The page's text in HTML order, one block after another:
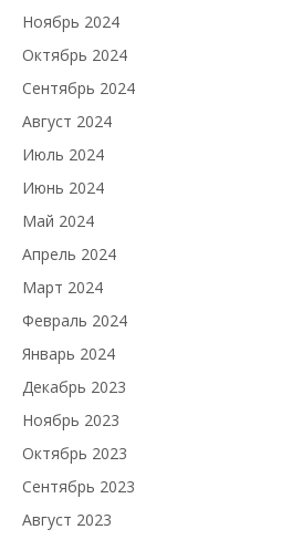
Ноябрь 2024
Октябрь 2024
Сентябрь 2024
Август 2024
Июль 2024
Июнь 2024
Май 2024
Апрель 2024
Март 2024
Февраль 2024
Январь 2024
Декабрь 2023
Ноябрь 2023
Октябрь 2023
Сентябрь 2023
Август 2023